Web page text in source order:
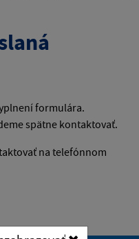
formulára.
spätne kontaktovať.
na telefónnom